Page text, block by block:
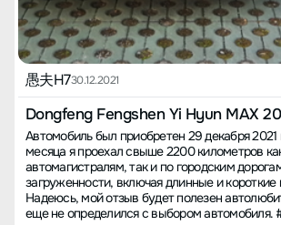
разве что в пробке, в противном случае при
заторов гибрид при вождении на высоких
экономит топливо). 【Запас хода】 После покупки дважды
заправился: один раз на 200 юаней, другой
Пекине стоимость 92-го бензина сейчас 7.2
км, в баке осталась одна деление,
проехать еще более 200 км. Ощущения такие,
компьютер пока показывает некорректный расход. 【
удовлетворительное】 Наибольшее
гибридная трансмиссия eCVT — отсутствие
актуально в городских пробках, поскольку
из-за заторов. И потребление топлива, и
характеристики на загруженных участках
по сравнению с обычными бензиновыми
愚夫H730.12.2021
Dongfeng Fengshen Yi Hyun MAX
Автомобиль был приобретен 29 декабря 2021
месяца я проехал свыше 2200 километров
автомагистралям, так и по городским
загруженности, включая длинные и короткие
Надеюсь, мой отзыв будет полезен
еще не определился с выбором автомобиля. ### Наиболее